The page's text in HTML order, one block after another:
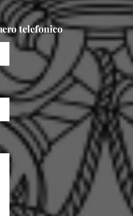
telefonico